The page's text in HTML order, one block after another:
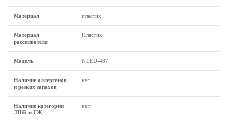
Материал пластик
Материал
рассеивателя
Пластик
Модель NLED-487
Наличие аллергенов
и резких запахов
нет
Наличие категории
ЛВЖ и ГЖ
нет